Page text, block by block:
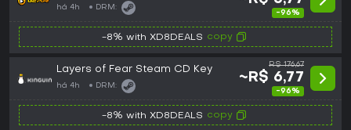
há 4h DRM:
-96%
-8% with XD8DEALS copy
Layers of Fear Steam CD Key
há 4h DRM:
R$ 176,67
~R$ 6,77
-96%
-8% with XD8DEALS copy